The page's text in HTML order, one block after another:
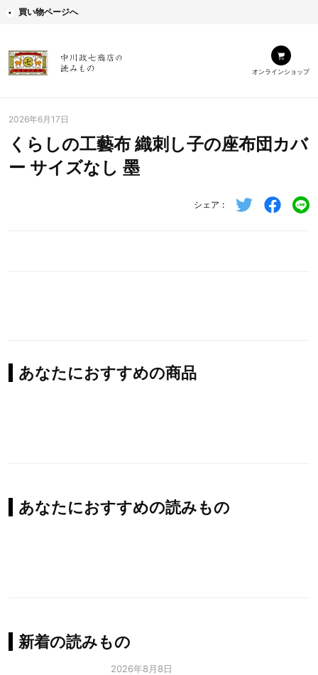
買い物ページへ
オンラインショップ
2026年6月17日
くらしの工藝布 織刺し子の座布団カバ
ー サイズなし 墨
シェア
あなたにおすすめの商品
あなたにおすすめの読みもの
新着の読みもの
2026年8月8日